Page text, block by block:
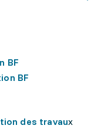
BF
BF
des travaux